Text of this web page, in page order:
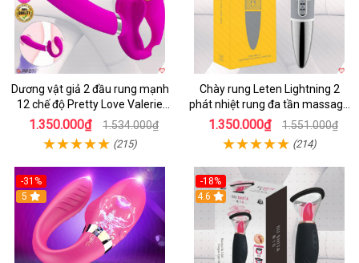
Dương vật giả 2 đầu rung mạnh
12 chế độ Pretty Love Valerie
mua ngay
1.350.000₫ 1.534.000₫
(215)
Chày rung Leten Lightning 2
phát nhiệt rung đa tần massage
toàn thân kích thích
1.350.000₫ 1.551.000₫
(214)
-31%
5
-18%
4.6